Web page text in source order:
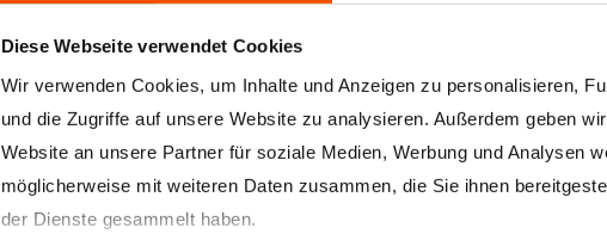
Diese Webseite verwendet Cookies
Wir verwenden Cookies, um Inhalte und Anzeigen zu personalisieren,
und die Zugriffe auf unsere Website zu analysieren. Außerdem geben
Website an unsere Partner für soziale Medien, Werbung und Analysen
möglicherweise mit weiteren Daten zusammen, die Sie ihnen
der Dienste gesammelt haben.
Putz-/